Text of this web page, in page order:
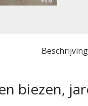
Beschrijving
biezen,